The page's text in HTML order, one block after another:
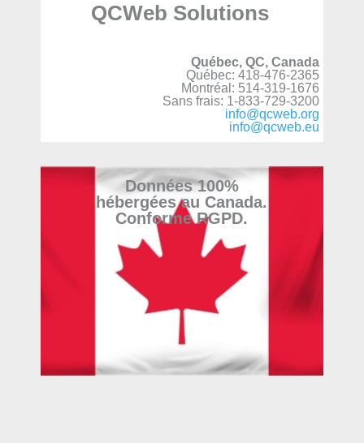
QCWeb Solutions
Québec, QC, Canada
Québec: 418-476-2365
Montréal: 514-319-1676
Sans frais: 1-833-729-3200
info@qcweb.org
info@qcweb.eu
Données 100%
hébergées au Canada.
Conforme RGPD.